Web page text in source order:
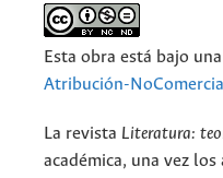
Esta obra está bajo
Atribución-
La revista Literatura:
académica, una vez